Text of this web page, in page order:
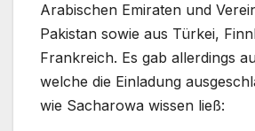
Arabischen Emiraten und
Pakistan sowie aus Türkei,
Frankreich. Es gab allerdings
welche die Einladung
wie Sacharowa wissen ließ: